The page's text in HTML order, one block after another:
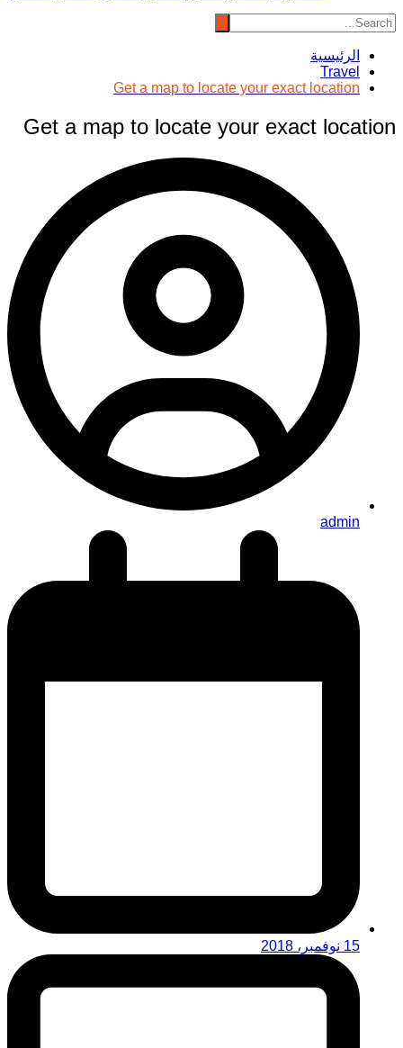
الرئيسية
Travel
Get a map to locate your exact location
Get a map to locate your exact location
admin
15 نوفمبر، 2018